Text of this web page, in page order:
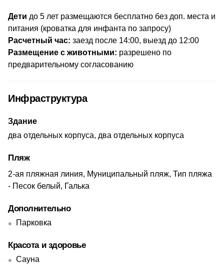
Дети до 5 лет размещаются бесплатно без доп. места и
питания (кроватка для инфанта по запросу)
Расчетный час: заезд после 14:00, выезд до 12:00
Размещение с животными: разрешено по
предварительному согласованию
Инфраструктура
Здание
два отдельных корпуса, два отдельных корпуса
Пляж
2-ая пляжная линия, Муниципальный пляж, Тип пляжа
- Песок белый, Галька
Дополнительно
Парковка
Красота и здоровье
Сауна